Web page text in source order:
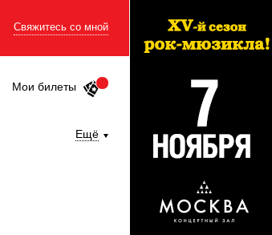
Свяжитесь со мной
Мои билеты
Ещё